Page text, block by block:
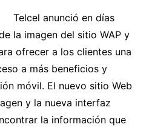
Telcel anunció en días
la imagen del sitio WAP y
ofrecer a los clientes una
a más beneficios y
móvil. El nuevo sitio Web
y la nueva interfaz
la información que